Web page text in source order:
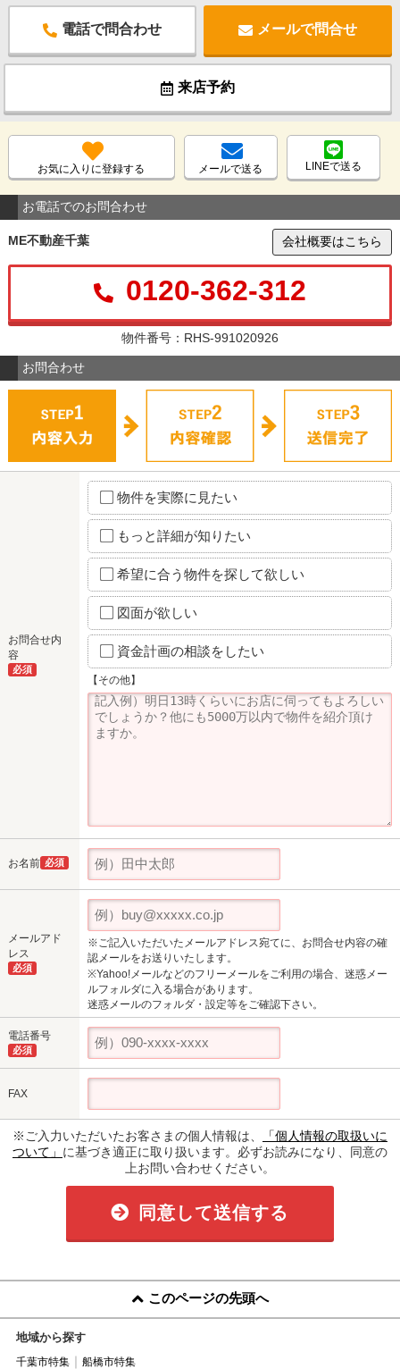
電話で問合わせ メールで問合せ
来店予約
お気に入りに登録する メールで送る LINEで送る
お電話でのお問合わせ
ME不動産千葉 会社概要はこちら
0120-362-312
物件番号：RHS-991020926
お問合わせ
お問合せ内
容
必須
物件を実際に見たい
もっと詳細が知りたい
希望に合う物件を探して欲しい
図面が欲しい
資金計画の相談をしたい
【その他】
お名前 必須
メールアド
レス
必須
※ご記入いただいたメールアドレス宛てに、お問合せ内容の確
認メールをお送りいたします。
※Yahoo!メールなどのフリーメールをご利用の場合、迷惑メー
ルフォルダに入る場合があります。
迷惑メールのフォルダ・設定等をご確認下さい。
電話番号
必須
FAX
※ご入力いただいたお客さまの個人情報は、
「個人情報の取扱いに
ついて」 に基づき適正に取り扱います。必ずお読みになり、同意の
上お問い合わせください。
同意して送信する
このページの先頭へ
地域から探す
千葉市特集 船橋市特集